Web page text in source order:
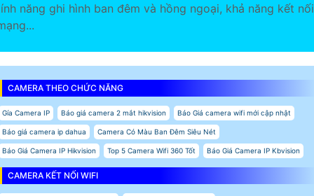
năng ghi hình ban đêm và hồng ngoại, khả năng kết nối
CAMERA THEO CHỨC NĂNG
Gía Camera IP Báo giá camera 2 mắt hikvision Báo Giá camera wifi mới cập nhật
Báo giá camera ip dahua Camera Có Màu Ban Đêm Siêu Nét
Báo Giá Camera IP Hikvision Top 5 Camera Wifi 360 Tốt Báo Giá Camera IP Kbvision
CAMERA KẾT NỐI WIFI